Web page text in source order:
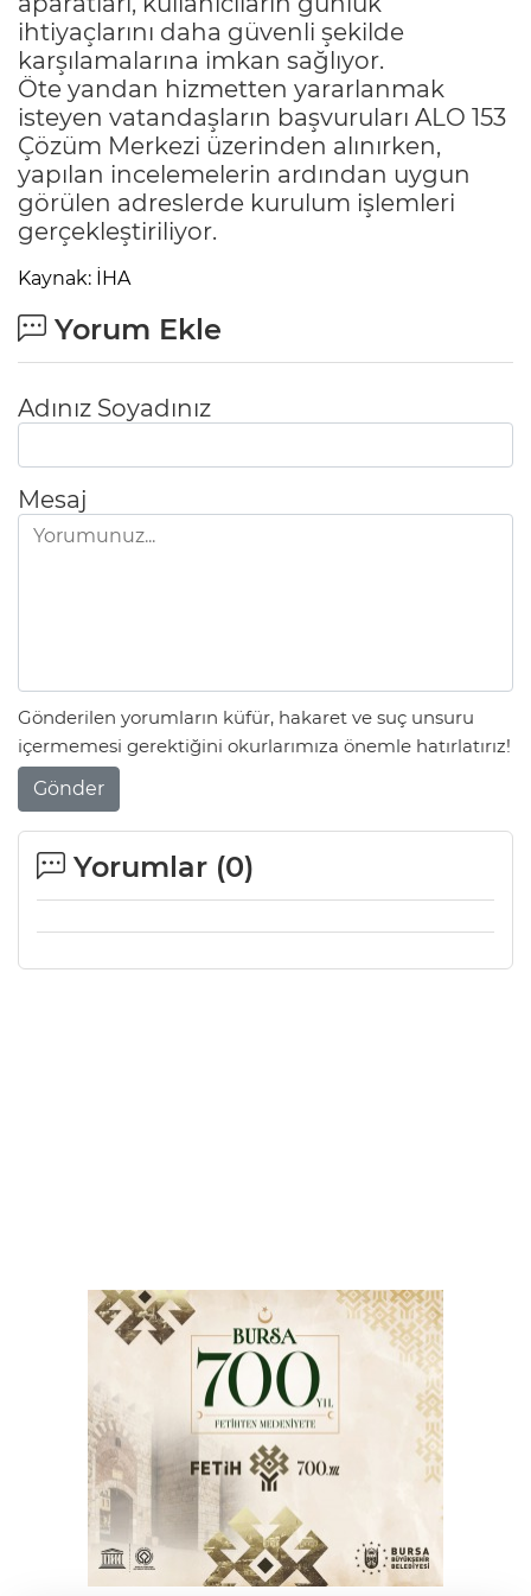
ihtiyaçlarını daha güvenli şekilde
karşılamalarına imkan sağlıyor.
Öte yandan hizmetten yararlanmak
isteyen vatandaşların başvuruları ALO 153
Çözüm Merkezi üzerinden alınırken,
yapılan incelemelerin ardından uygun
görülen adreslerde kurulum işlemleri
gerçekleştiriliyor.
Kaynak: İHA
Yorum Ekle
Adınız Soyadınız
Mesaj
Gönderilen yorumların küfür, hakaret ve suç unsuru
içermemesi gerektiğini okurlarımıza önemle hatırlatırız!
Gönder
Yorumlar (0)